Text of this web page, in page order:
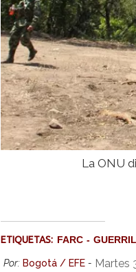
La ONU
ETIQUETAS: FARC
Por: Bogotá / EFE - Martes